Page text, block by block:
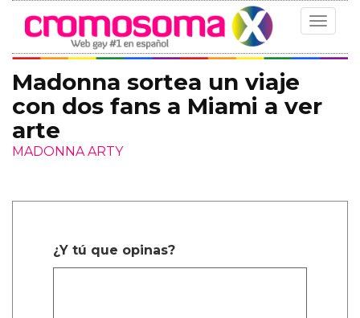
Toggle
Madonna sortea un viaje
con dos fans a Miami a ver
arte
MADONNA ARTY
¿Y tú que opinas?